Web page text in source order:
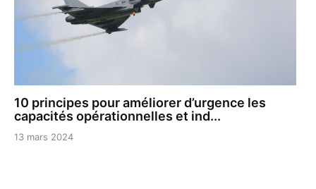
10 principes pour améliorer d’urgence les
capacités opérationnelles et ind...
13 mars 2024